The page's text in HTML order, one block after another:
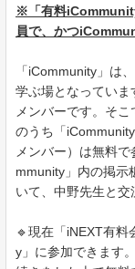
※「有料
員で、かつ
「iCommunity」は
学ぶ場となってい
メンバーです。そ
のうち「
メンバー）は無料
mmunity」内の掲示
いて、中野先生と交
🔹現在「iNEXT有
y」に参加できます